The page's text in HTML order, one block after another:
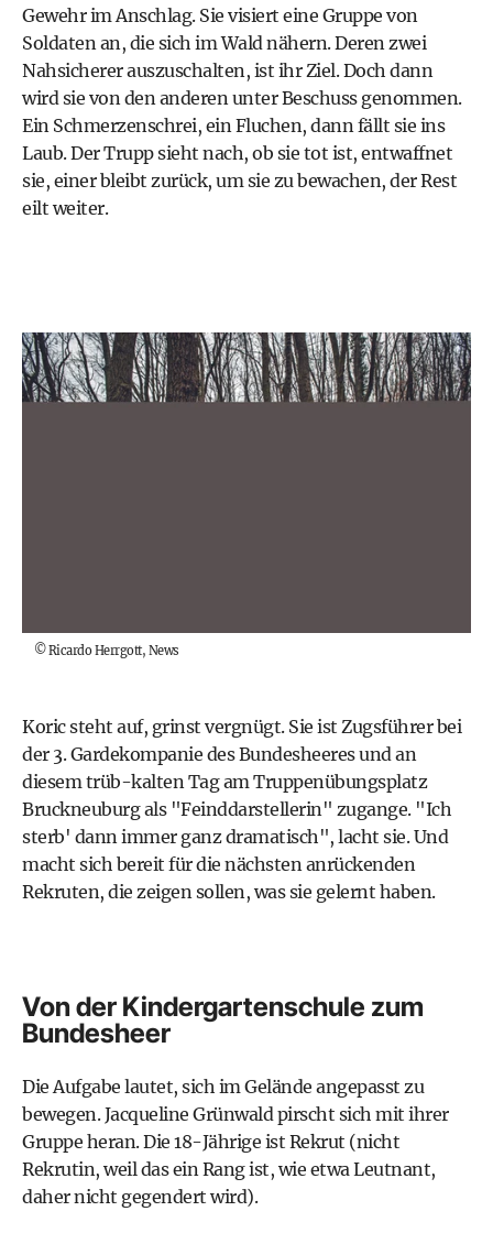
Gewehr im Anschlag. Sie visiert eine Gruppe von
Soldaten an, die sich im Wald nähern. Deren zwei
Nahsicherer auszuschalten, ist ihr Ziel. Doch dann
wird sie von den anderen unter Beschuss genommen.
Ein Schmerzenschrei, ein Fluchen, dann fällt sie ins
Laub. Der Trupp sieht nach, ob sie tot ist, entwaffnet
sie, einer bleibt zurück, um sie zu bewachen, der Rest
eilt weiter.
©Ricardo Herrgott, News
Koric steht auf, grinst vergnügt. Sie ist Zugsführer bei
der 3. Gardekompanie des Bundesheeres und an
diesem trüb-kalten Tag am Truppenübungsplatz
Bruckneuburg als "Feinddarstellerin" zugange. "Ich
sterb' dann immer ganz dramatisch", lacht sie. Und
macht sich bereit für die nächsten anrückenden
Rekruten, die zeigen sollen, was sie gelernt haben.
Von der Kindergartenschule zum
Bundesheer
Die Aufgabe lautet, sich im Gelände angepasst zu
bewegen. Jacqueline Grünwald pirscht sich mit ihrer
Gruppe heran. Die 18-Jährige ist Rekrut (nicht
Rekrutin, weil das ein Rang ist, wie etwa Leutnant,
daher nicht gegendert wird).